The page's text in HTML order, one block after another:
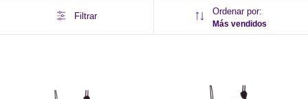
Filtrar Ordenar por:
Más vendidos